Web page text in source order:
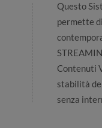
Questo
permette
Contenuti
stabilità
senza